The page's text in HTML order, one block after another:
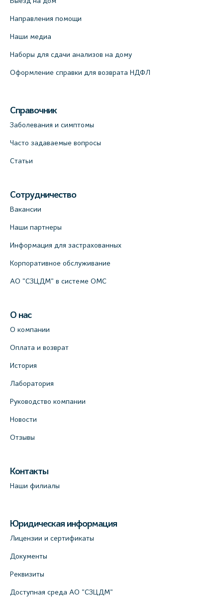
Направления помощи
Наши медиа
Наборы для сдачи анализов на дому
Оформление справки для возврата НДФЛ
Справочник
Заболевания и симптомы
Часто задаваемые вопросы
Статьи
Сотрудничество
Вакансии
Наши партнеры
Информация для застрахованных
Корпоративное обслуживание
АО "СЗЦДМ" в системе ОМС
О нас
О компании
Оплата и возврат
История
Лаборатория
Руководство компании
Новости
Отзывы
Контакты
Наши филиалы
Юридическая информация
Лицензии и сертификаты
Документы
Реквизиты
Доступная среда АО "СЗЦДМ"